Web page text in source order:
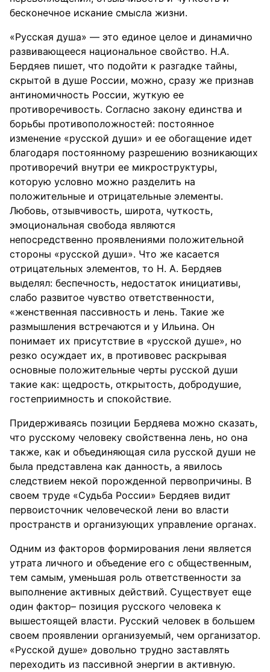
бесконечное искание смысла жизни.
«Русская душа» — это единое целое и динамично
развивающееся национальное свойство. Н.А.
Бердяев пишет, что подойти к разгадке тайны,
скрытой в душе России, можно, сразу же признав
антиномичность России, жуткую ее
противоречивость. Согласно закону единства и
борьбы противоположностей: постоянное
изменение «русской души» и ее обогащение идет
благодаря постоянному разрешению возникающих
противоречий внутри ее микроструктуры,
которую условно можно разделить на
положительные и отрицательные элементы.
Любовь, отзывчивость, широта, чуткость,
эмоциональная свобода являются
непосредственно проявлениями положительной
стороны «русской души». Что же касается
отрицательных элементов, то Н. А. Бердяев
выделял: беспечность, недостаток инициативы,
слабо развитое чувство ответственности,
«женственная пассивность и лень. Такие же
размышления встречаются и у Ильина. Он
понимает их присутствие в «русской душе», но
резко осуждает их, в противовес раскрывая
основные положительные черты русской души
такие как: щедрость, открытость, добродушие,
гостеприимность и спокойствие.
Придерживаясь позиции Бердяева можно сказать,
что русскому человеку свойственна лень, но она
также, как и объединяющая сила русской души не
была представлена как данность, а явилось
следствием некой порожденной первопричины. В
своем труде «Судьба России» Бердяев видит
первоисточник человеческой лени во власти
пространств и организующих управление органах.
Одним из факторов формирования лени является
утрата личного и объедение его с общественным,
тем самым, уменьшая роль ответственности за
выполнение активных действий. Существует еще
один фактор– позиция русского человека к
вышестоящей власти. Русский человек в большем
своем проявлении организуемый, чем организатор.
«Русской душе» довольно трудно заставлять
переходить из пассивной энергии в активную.